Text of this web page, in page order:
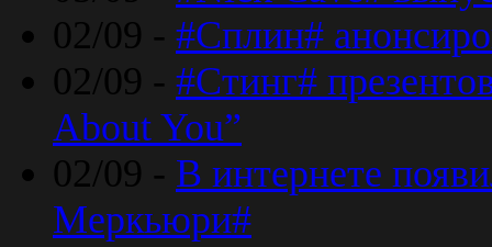
02/09 - #Сплин#
02/09 - #Стинг#
About You”
02/09 - В интернете
Меркьюри#